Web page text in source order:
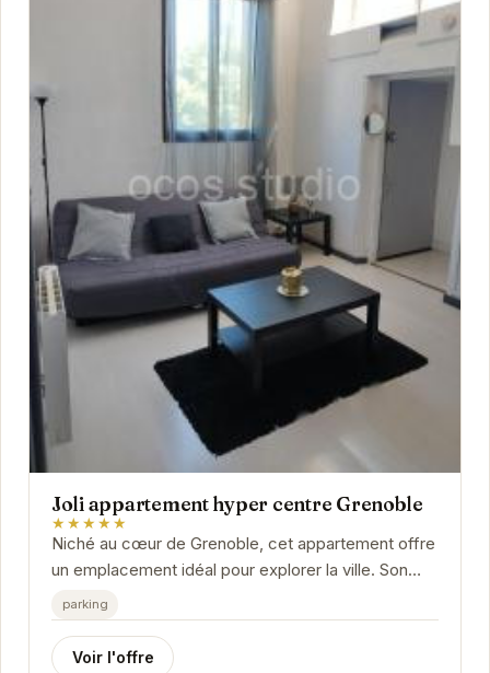
Joli appartement hyper centre Grenoble
★★★★★
Niché au cœur de Grenoble, cet appartement offre
un emplacement idéal pour explorer la ville. Son
intérieur moderne et confortable vous assure un...
parking
Voir l'offre